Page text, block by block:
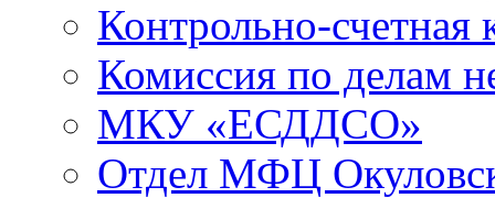
Контрольно-счетная
Комиссия по делам
МКУ «ЕСДДСО»
Отдел МФЦ